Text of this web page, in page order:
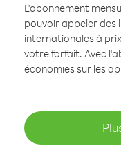
L'abonnement
pouvoir appeler des
internationales à
votre forfait. Avec
économies sur les